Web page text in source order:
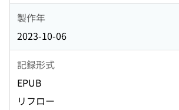
製作年
2023-10-06
記録形式
EPUB
リフロー